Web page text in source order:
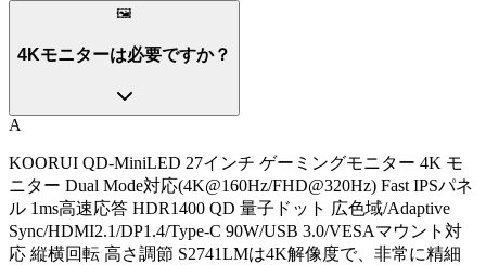
🖼️
4Kモニターは必要ですか？
A
KOORUI QD-MiniLED 27インチ ゲーミングモニター 4K モ
ニター Dual Mode対応(4K@160Hz/FHD@320Hz) Fast IPSパネ
ル 1ms高速応答 HDR1400 QD 量子ドット 広色域/Adaptive
Sync/HDMI2.1/DP1.4/Type-C 90W/USB 3.0/VESAマウント対
応 縦横回転 高さ調節 S2741LMは4K解像度で、非常に精細